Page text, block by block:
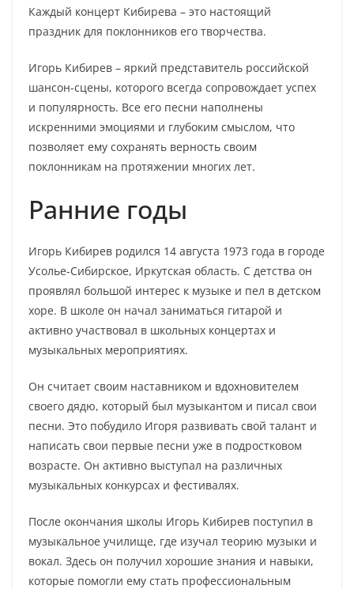
Каждый концерт Кибирева – это настоящий
праздник для поклонников его творчества.
Игорь Кибирев – яркий представитель российской
шансон-сцены, которого всегда сопровождает успех
и популярность. Все его песни наполнены
искренними эмоциями и глубоким смыслом, что
позволяет ему сохранять верность своим
поклонникам на протяжении многих лет.
Ранние годы
Игорь Кибирев родился 14 августа 1973 года в городе
Усолье-Сибирское, Иркутская область. С детства он
проявлял большой интерес к музыке и пел в детском
хоре. В школе он начал заниматься гитарой и
активно участвовал в школьных концертах и
музыкальных мероприятиях.
Он считает своим наставником и вдохновителем
своего дядю, который был музыкантом и писал свои
песни. Это побудило Игоря развивать свой талант и
написать свои первые песни уже в подростковом
возрасте. Он активно выступал на различных
музыкальных конкурсах и фестивалях.
После окончания школы Игорь Кибирев поступил в
музыкальное училище, где изучал теорию музыки и
вокал. Здесь он получил хорошие знания и навыки,
которые помогли ему стать профессиональным